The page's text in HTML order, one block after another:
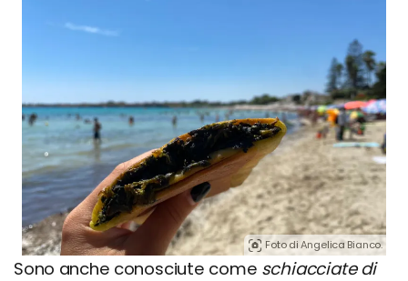
Foto di Angelica Bianco.
Sono anche conosciute come schiacciate di